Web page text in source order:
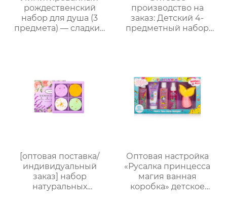
рождественский
набор для душа (3
предмета) — сладкий
производство на
заказ: Детский 4-
предметный набор
скраб + 50 мл лосьон +
бомбочка для ванны｜
Решение проблемы
“не хочу купаться”
[оптовая поставка/
индивидуальный
заказ] набор
натуральных
Оптовая настройка
«Русалка принцесса
магия ванная
коробка» детское